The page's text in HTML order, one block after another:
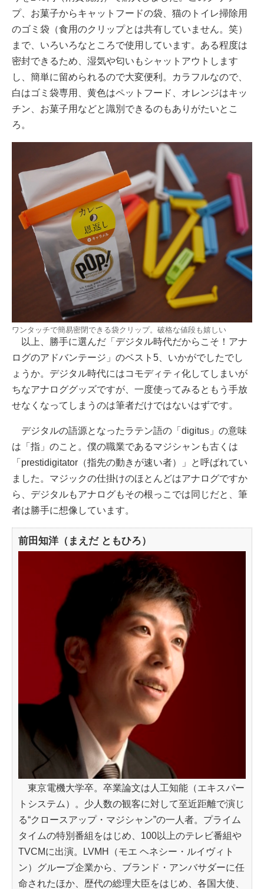
プ、お菓子からキャットフードの袋、猫のトイレ掃除用
のゴミ袋（食用のクリップとは共有していません。笑）
まで、いろいろなところで使用しています。ある程度は
密封できるため、湿気や匂いもシャットアウトします
し、簡単に留められるので大変便利。カラフルなので、
白はゴミ袋専用、黄色はペットフード、オレンジはキッ
チン、お菓子用などと識別できるのもありがたいとこ
ろ。
ワンタッチで簡易密閉できる袋クリップ。破格な値段も嬉しい
以上、勝手に選んだ「デジタル時代だからこそ！アナ
ログのアドバンテージ」のベスト5、いかがでしたでし
ょうか。デジタル時代にはコモディティ化してしまいが
ちなアナロググッズですが、一度使ってみるともう手放
せなくなってしまうのは筆者だけではないはずです。
デジタルの語源となったラテン語の「digitus」の意味
は「指」のこと。僕の職業であるマジシャンも古くは
「prestidigitator（指先の動きが速い者）」と呼ばれてい
ました。マジックの仕掛けのほとんどはアナログですか
ら、デジタルもアナログもその根っこでは同じだと、筆
者は勝手に想像しています。
前田知洋（まえだ ともひろ）
東京電機大学卒。卒業論文は人工知能（エキスパー
トシステム）。少人数の観客に対して至近距離で演じ
る“クロースアップ・マジシャン”の一人者。プライム
タイムの特別番組をはじめ、100以上のテレビ番組や
TVCMに出演。LVMH（モエ ヘネシー・ルイヴィト
ン）グループ企業から、ブランド・アンバサダーに任
命されたほか、歴代の総理大臣をはじめ、各国大使、